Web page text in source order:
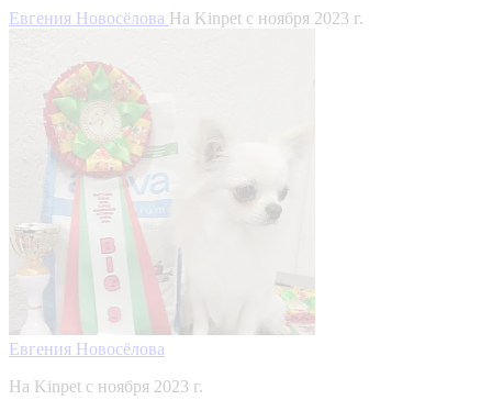
Евгения Новосёлова На Kinpet c ноября 2023 г.
Евгения Новосёлова
На Kinpet c ноября 2023 г.